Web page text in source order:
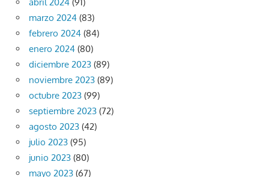
marzo 2024 (83)
febrero 2024 (84)
enero 2024 (80)
diciembre 2023 (89)
noviembre 2023 (89)
octubre 2023 (99)
septiembre 2023 (72)
agosto 2023 (42)
julio 2023 (95)
junio 2023 (80)
mayo 2023 (67)